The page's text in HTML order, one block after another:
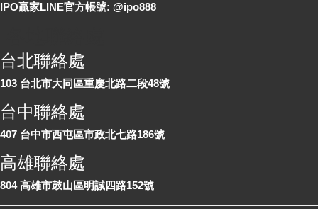
IPO贏家LINE官方帳號: @ipo888
台北聯絡處
103 台北市大同區重慶北路二段48號
台中聯絡處
407 台中市西屯區市政北七路186號
高雄聯絡處
804 高雄市鼓山區明誠四路152號